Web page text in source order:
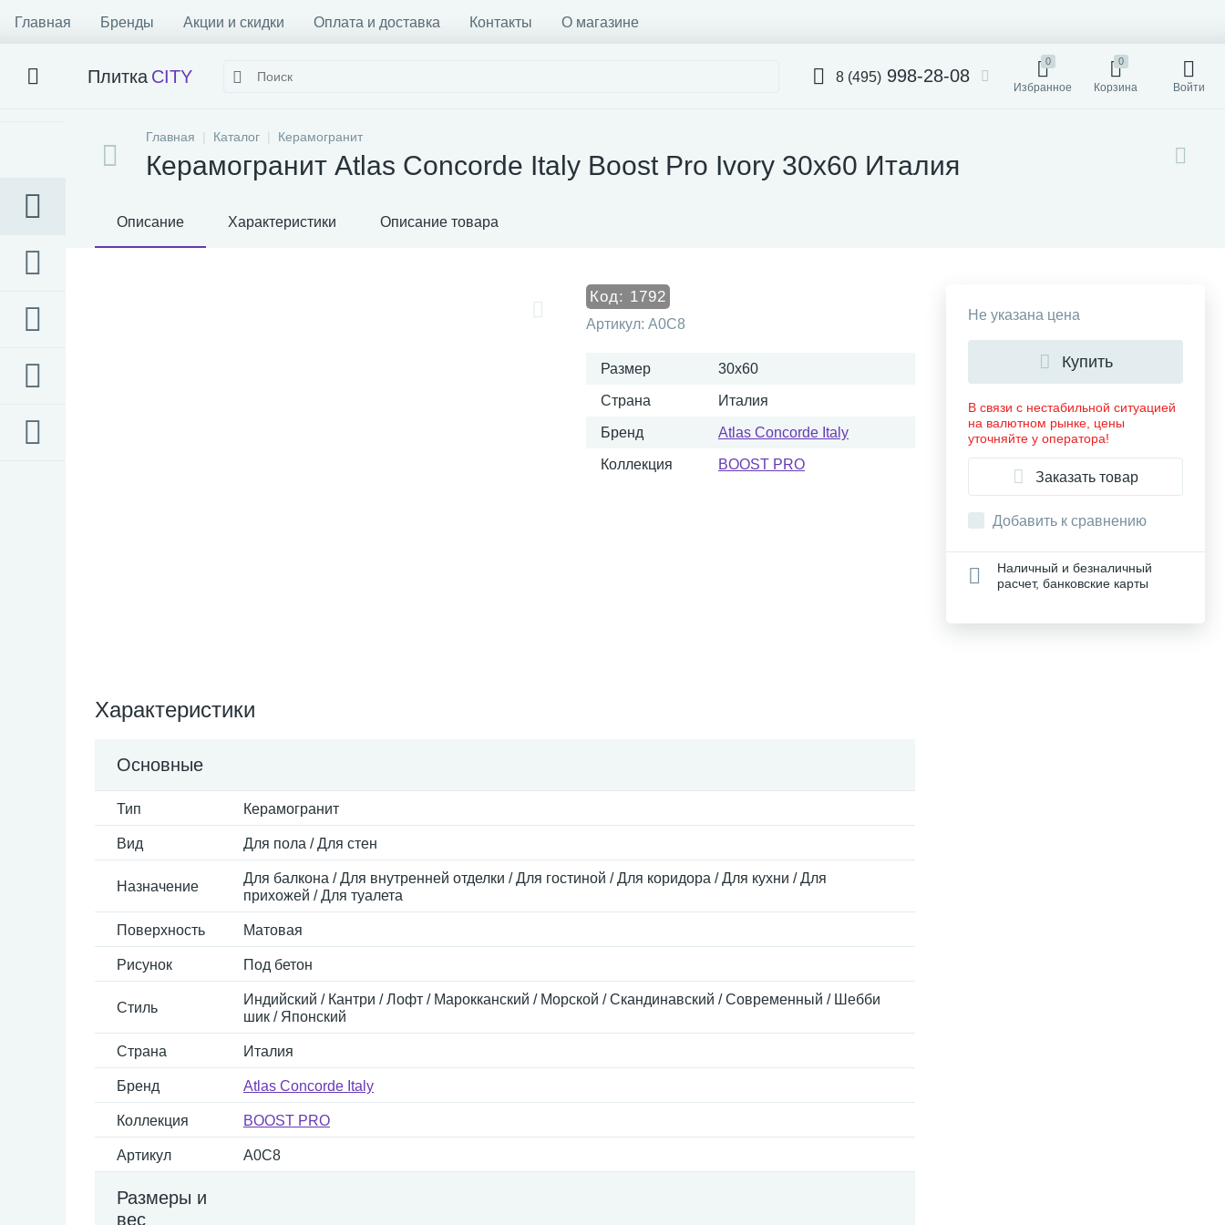
Главная Бренды Акции и скидки Оплата и доставка Контакты О магазине
Плитка CITY 8 (495) 998-28-08
0
Избранное
0
Корзина Войти
Главная Каталог Керамогранит
Керамогранит Atlas Concorde Italy Boost Pro Ivory 30x60 Италия
Описание Характеристики Описание товара
Код: 1792
Артикул: A0C8
Размер 30x60
Страна Италия
Бренд Atlas Concorde Italy
Коллекция BOOST PRO
Характеристики
Основные
Тип Керамогранит
Вид Для пола / Для стен
Назначение
Для балкона / Для внутренней отделки / Для гостиной / Для коридора / Для кухни / Для
прихожей / Для туалета
Поверхность Матовая
Рисунок Под бетон
Стиль
Индийский / Кантри / Лофт / Марокканский / Морской / Скандинавский / Современный / Шебби
шик / Японский
Страна Италия
Бренд Atlas Concorde Italy
Коллекция BOOST PRO
Артикул A0C8
Размеры и
вес
Не указана цена
Купить
В связи с нестабильной ситуацией
на валютном рынке, цены
уточняйте у оператора!
Заказать товар
Добавить к сравнению
Наличный и безналичный
расчет, банковские карты